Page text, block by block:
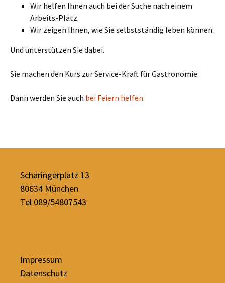
Wir helfen Ihnen auch bei der Suche nach einem
Arbeits-Platz.
Wir zeigen Ihnen, wie Sie selbstständig leben können.
Und unterstützen Sie dabei.
Sie machen den Kurs zur Service-Kraft für Gastronomie:
Dann werden Sie auch bei Feiern helfen.
Schäringerplatz 13
80634 München
Tel 089/54807543
Impressum
Datenschutz